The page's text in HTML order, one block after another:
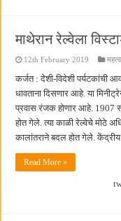
माथेरान रेल्वेला
12th February 2019
कर्जत : देशी-विदेशी पर्यटकांची
धावताना दिसणार आहे. या
प्रवास रंजक होणार आहे. 1907
होत गेले. त्या काळी रेल्वेचे मोठे
कालांतराने बदल होत गेले.
Read More »